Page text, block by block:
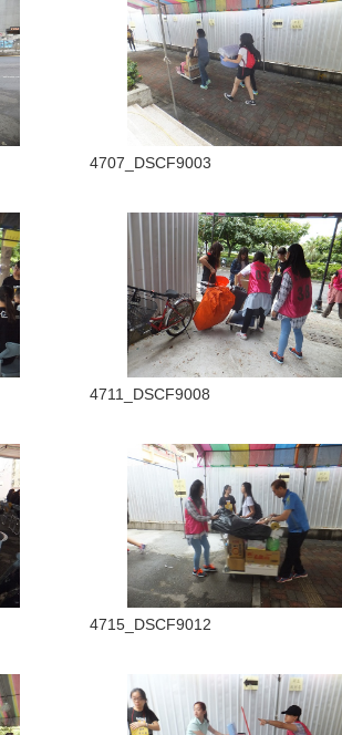
4707_DSCF9003
4711_DSCF9008
4715_DSCF9012